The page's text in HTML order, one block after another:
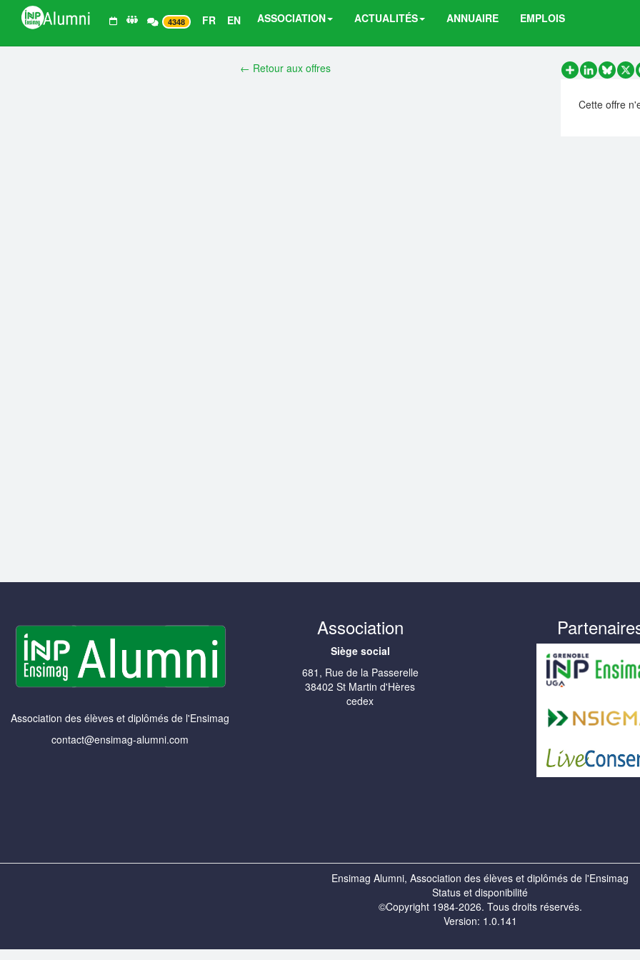
4348 FR EN ASSOCIATION ACTUALITÉS ANNUAIRE EMPLOIS
← Retour aux offres
PartagerLinkedInX
Cette offre
Association des élèves et diplômés de l'Ensimag
contact@ensimag-alumni.com
Association
Siège social
681, Rue de la Passerelle
38402 St Martin d'Hères
cedex
Ensimag Alumni, Association des élèves et diplômés de l'Ensimag
Status et disponibilité
©Copyright 1984-2026. Tous droits réservés.
Version: 1.0.141